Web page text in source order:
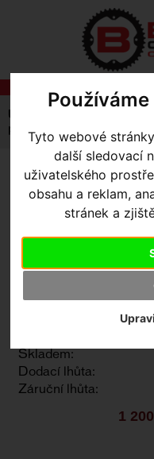
Tyto webové
další sledovací
uživatelského
obsahu a reklam,
stránek a
Úvodní strana
plášť Specialized
PLÁŠŤ
GROUND
2BLISS
2.3
Skladem:
Dodací lhůta:
Záruční lhůta:
1 200